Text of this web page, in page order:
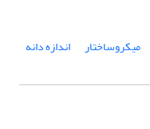
میکروساختار اندازه دانه